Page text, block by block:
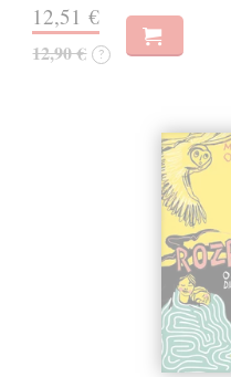
12,51 €
12,90 € ?